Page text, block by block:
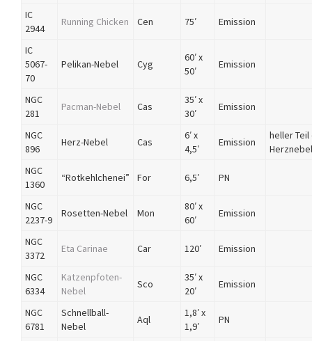
IC
2944
Running Chicken Cen 75′ Emission
IC
5067-
70
Pelikan-Nebel Cyg
60′ x
50′
Emission
NGC
281
Pacman-Nebel Cas
35′ x
30′
Emission
NGC
896
Herz-Nebel Cas
6′ x
4,5′
Emission
heller
NGC
1360
“Rotkehlchenei” For 6,5′ PN
NGC
2237-9
Rosetten-Nebel Mon
80′ x
60′
Emission
NGC
3372
Eta Carinae Car 120′ Emission
NGC
6334
Katzenpfoten-
Nebel
Sco
35′ x
20′
Emission
NGC
6781
Schnellball-
Nebel
Aql
1,8′ x
1,9′
PN